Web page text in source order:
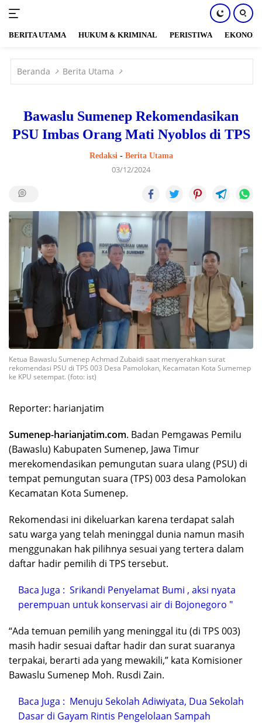
konten
BERITA UTAMA HUKUM & KRIMINAL PERISTIWA EKONOMI
Beranda Berita Utama
Bawaslu Sumenep Rekomendasikan
PSU Imbas Orang Mati Nyoblos di TPS
Redaksi- Berita Utama
03/12/2024
Ketua Bawaslu Sumenep Achmad Zubaidi saat menyerahkan surat
rekomendasi PSU di TPS 003 Desa Pamolokan, Kecamatan Kota Sumemep
ke KPU setempat. (foto: ist)
Reporter: harianjatim
Sumenep-harianjatim.com. Badan Pemgawas Pemilu
(Bawaslu) Kabupaten Sumenep, Jawa Timur
merekomendasikan pemungutan suara ulang (PSU) di
tempat pemungutan suara (TPS) 003 desa Pamolokan
Kecamatan Kota Sumenep.
Rekomendasi ini dikeluarkan karena terdapat salah
satu warga yang telah meninggal dunia namun masih
menggunakan hak pilihnya sesuai yang tertera dalam
daftar hadir pemilih di TPS tersebut.
Baca Juga : Srikandi Penyelamat Bumi , aksi nyata
perempuan untuk konservasi air di Bojonegoro "
“Ada temuan pemilih yang meninggal itu (di TPS 003)
masih hadir sesuai daftar hadir dan surat suaranya
terpakai, berarti ada yang mewakili,” kata Komisioner
Bawaslu Sumenep Moh. Rusdi Zain.
Baca Juga : Menuju Sekolah Adiwiyata, Dua Sekolah
Dasar di Gayam Rintis Pengelolaan Sampah